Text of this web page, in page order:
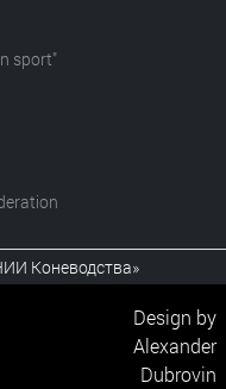
sport"
Коневодства»
Design by
Alexander
Dubrovin